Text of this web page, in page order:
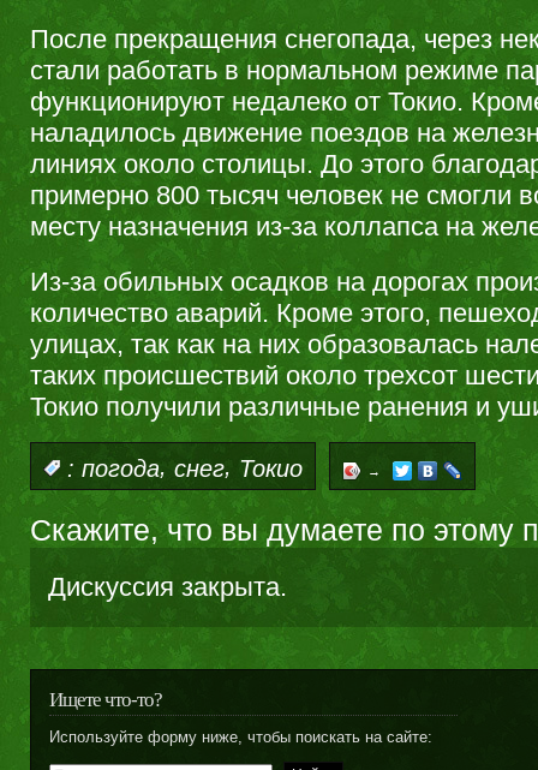
После прекращения снегопада, через
стали работать в нормальном режиме
функционируют недалеко от Токио.
наладилось движение поездов на
линиях около столицы. До этого
примерно 800 тысяч человек не смогли
месту назначения из-за коллапса на
Из-за обильных осадков на дорогах
количество аварий. Кроме этого,
улицах, так как на них образовалась
таких происшествий около трехсот
Токио получили различные ранения и
: погода, снег, Токио →
Скажите, что вы думаете по этому
Дискуссия закрыта.
Ищете что-то?
Используйте форму ниже, чтобы поискать на сайте: